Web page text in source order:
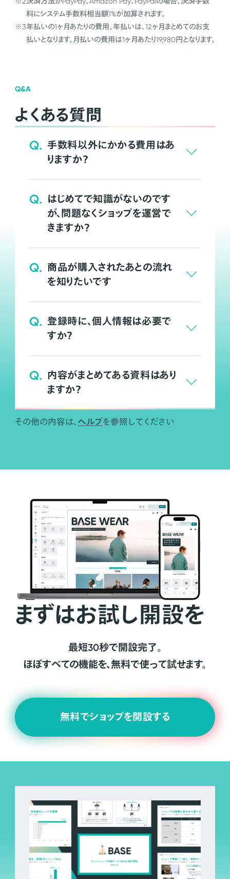
料にシステム手数料相当額1%が加算されます。
※3年払いの1ヶ月あたりの費用。年払いは、12ヶ月まとめてのお支
払いとなります。月払いの費用は1ヶ月あたり19,980円となります。
Q&A
よくある質問
Q. 手数料以外にかかる費用はあ
りますか？
Q. はじめてで知識がないのです
が、問題なくショップを運営で
きますか？
Q. 商品が購入されたあとの流れ
を知りたいです
Q. 登録時に、個人情報は必要で
すか？
Q. 内容がまとめてある資料はあり
ますか？
その他の内容は、 ヘルプを参照してください
まずはお試し開設を
最短30秒で開設完了。
ほぼすべての機能を、無料で使って試せます。
無料でショップを開設する